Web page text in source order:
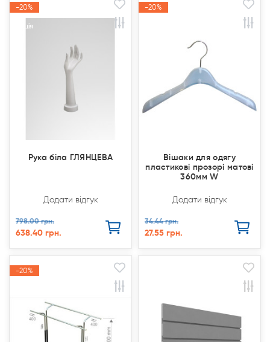
-20%
Акція
-20%
Акція
Рука біла ГЛЯНЦЕВА
Додати відгук
798.00 грн.
638.40 грн.
-20%
-20%
Вішаки для одягу
пластикові прозорі матові
360мм W
Додати відгук
34.44 грн.
27.55 грн.
-20%
-20%